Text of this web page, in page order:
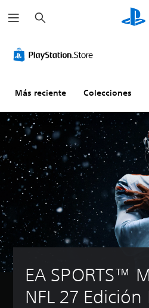
u
s
r
Más reciente Colecciones
EA SPORTS™
NFL 27